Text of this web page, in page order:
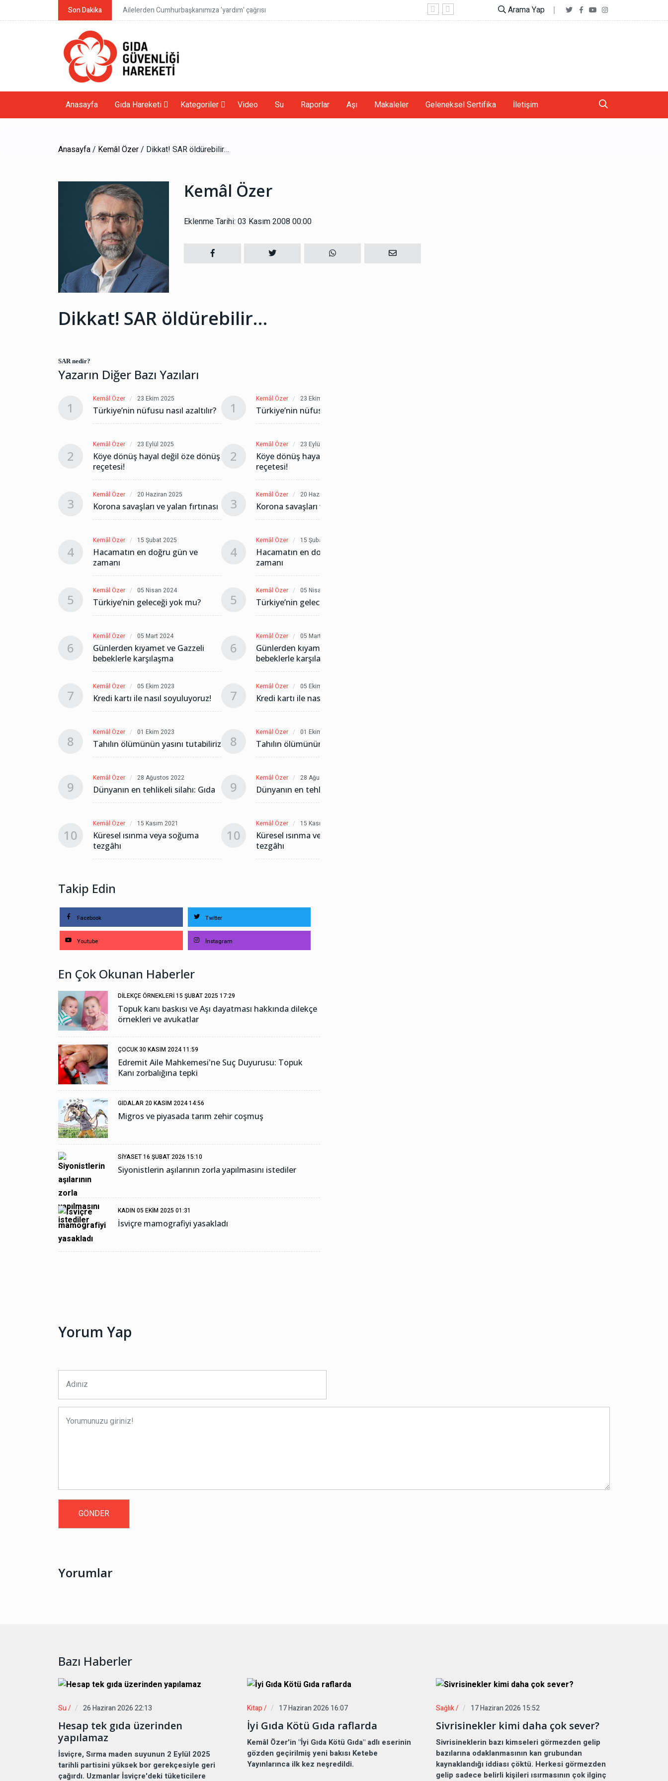
Son Dakika Ailelerden Cumhurbaşkanımıza 'yardım' çağrısı Telefonlar vücudunuzun şeklini nasıl değiştiriyor?
Arama Yap
Anasayfa Gıda Hareketi Kategoriler Video Su Raporlar Aşı Makaleler Geleneksel Sertifika İletişim
Anasayfa/ Kemâl Özer/ Dikkat! SAR öldürebilir…
Kemâl Özer
Eklenme Tarihi: 03 Kasım 2008 00:00
Dikkat! SAR öldürebilir…
SAR nedir?
Yazarın Diğer Bazı Yazıları
1
Kemâl Özer 23 Ekim 2025
Türkiye’nin nüfusu nasıl azaltılır?
2
Kemâl Özer 23 Eylül 2025
Köye dönüş hayal değil öze dönüş
reçetesi!
3
Kemâl Özer 20 Haziran 2025
Korona savaşları ve yalan fırtınası
4
Kemâl Özer 15 Şubat 2025
Hacamatın en doğru gün ve
zamanı
5
Kemâl Özer 05 Nisan 2024
Türkiye’nin geleceği yok mu?
6
Kemâl Özer 05 Mart 2024
Günlerden kıyamet ve Gazzeli
bebeklerle karşılaşma
7
Kemâl Özer 05 Ekim 2023
Kredi kartı ile nasıl soyuluyoruz!
8
Kemâl Özer 01 Ekim 2023
Tahılın ölümünün yasını tutabiliriz
9
Kemâl Özer 28 Ağustos 2022
Dünyanın en tehlikeli silahı: Gıda
10
Kemâl Özer 15 Kasım 2021
Küresel ısınma veya soğuma
tezgâhı
1
Kemâl Özer 23 Ekim 2025
Türkiye’nin nüfusu nasıl azaltılır?
2
Kemâl Özer 23 Eylül 2025
Köye dönüş hayal değil öze dönüş
reçetesi!
3
Kemâl Özer 20 Haziran 2025
Korona savaşları ve yalan fırtınası
4
Kemâl Özer 15 Şubat 2025
Hacamatın en doğru gün ve
zamanı
5
Kemâl Özer 05 Nisan 2024
Türkiye’nin geleceği yok mu?
6
Kemâl Özer 05 Mart 2024
Günlerden kıyamet ve Gazzeli
bebeklerle karşılaşma
7
Kemâl Özer 05 Ekim 2023
Kredi kartı ile nasıl soyuluyoruz!
8
Kemâl Özer 01 Ekim 2023
Tahılın ölümünün yasını tutabiliriz
9
Kemâl Özer 28 Ağustos 2022
Dünyanın en tehlikeli silahı: Gıda
10
Kemâl Özer 15 Kasım 2021
Küresel ısınma veya soğuma
tezgâhı
Takip Edin
Facebook Twitter
Youtube İnstagram
En Çok Okunan Haberler
DILEKÇE ÖRNEKLERI15 ŞUBAT 2025 17:29
Topuk kanı baskısı ve Aşı dayatması hakkında dilekçe
örnekleri ve avukatlar
ÇOCUK30 KASIM 2024 11:59
Edremit Aile Mahkemesi'ne Suç Duyurusu: Topuk
Kanı zorbalığına tepki
GIDALAR 20 KASIM 2024 14:56
Migros ve piyasada tarım zehir coşmuş
SIYASET16 ŞUBAT 2026 15:10
Siyonistlerin aşılarının zorla yapılmasını istediler
KADIN 05 EKIM 2025 01:31
İsviçre mamografiyi yasakladı
Yorum Yap
Yorumlar
Bazı Haberler
Su / 26 Haziran 2026 22:13
Hesap tek gıda üzerinden
yapılamaz
İsviçre, Sırma maden suyunun 2 Eylül 2025
tarihli partisini yüksek bor gerekçesiyle geri
çağırdı. Uzmanlar İsviçre'deki tüketicilere
Kitap / 17 Haziran 2026 16:07
İyi Gıda Kötü Gıda raflarda
Kemâl Özer'in "İyi Gıda Kötü Gıda" adlı eserinin
gözden geçirilmiş yeni bakısı Ketebe
Yayınlarınca ilk kez neşredildi.
Sağlık / 17 Haziran 2026 15:52
Sivrisinekler kimi daha çok sever?
Sivrisineklerin bazı kimseleri görmezden gelip
bazılarına odaklanmasının kan grubundan
kaynaklandığı iddiası çöktü. Herkesi görmezden
gelip sadece belirli kişileri ısırmasının çok ilginç